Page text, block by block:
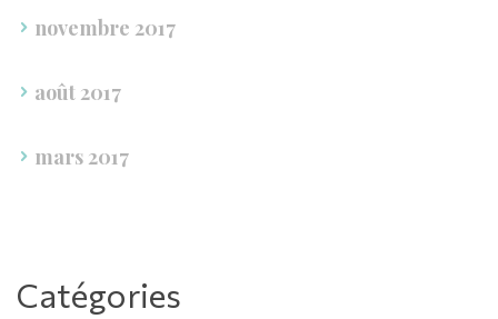
novembre 2017
août 2017
mars 2017
Catégorie